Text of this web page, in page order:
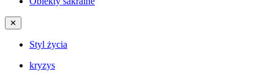
✕
Styl życia
kryzys